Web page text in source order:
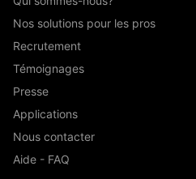
Nos solutions pour les pros
Recrutement
Témoignages
Presse
Applications
Nous contacter
Aide - FAQ